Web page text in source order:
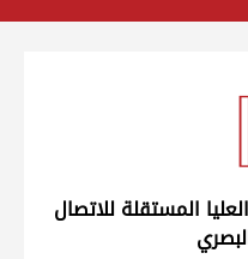
المستقلة للاتصال